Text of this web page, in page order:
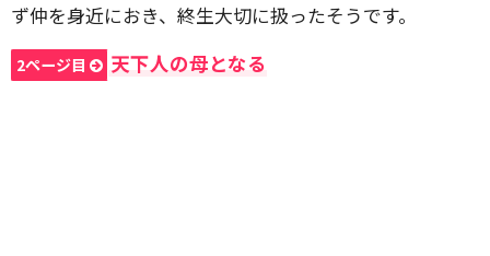
ず仲を身近におき、終生大切に扱ったそうです。
2ページ目 天下人の母となる